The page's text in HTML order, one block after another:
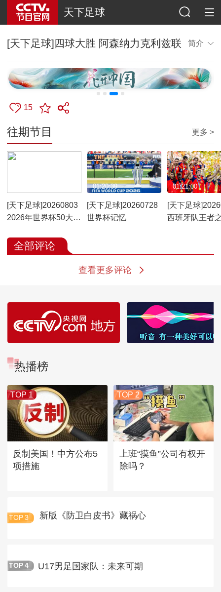
天下足球
[天下足球]四球大胜 阿森纳力克利兹联 简介
15
往期节目 更多 >
[天下足球]20260803
2026年世界杯50大名
[天下足球]20260728
世界杯记忆
01:20:39
[天下足球
西班牙队王者
01:21:00
全部评论
查看更多评论
热播榜
TOP 1
反制美国！中方公布5
项措施
TOP 2
上班“摸鱼”公司有权开
除吗？
TOP 3 新版《防卫白皮书》藏祸心
TOP 4 U17男足国家队：未来可期